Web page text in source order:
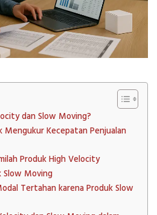
dan Slow Moving?
Kecepatan Penjualan
Produk High Velocity
Slow Moving
Tertahan karena Produk Slow